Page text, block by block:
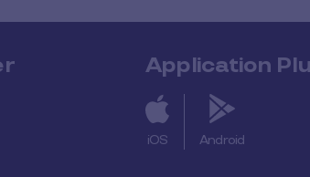
Application
iOS Android